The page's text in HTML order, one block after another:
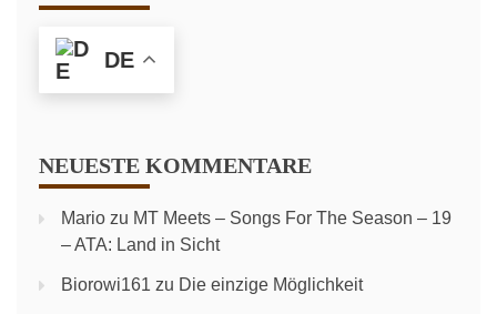
DE
NEUESTE KOMMENTARE
Mario zu MT Meets – Songs For The Season – 19
– ATA: Land in Sicht
Biorowi161 zu Die einzige Möglichkeit